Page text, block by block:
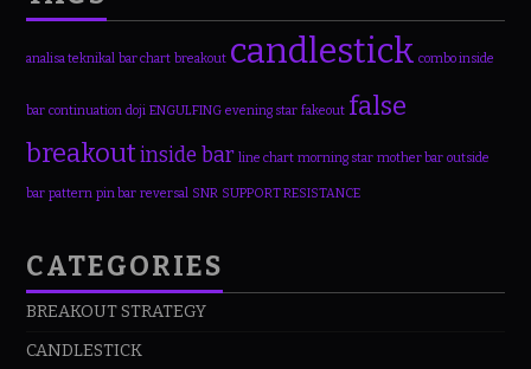
analisa teknikal bar chart breakout candlestick combo inside
bar continuation doji ENGULFING evening star fakeout false
breakoutinside bar line chart morning star mother bar outside
bar pattern pin bar reversal SNR SUPPORT RESISTANCE
CATEGORIES
BREAKOUT STRATEGY
CANDLESTICK